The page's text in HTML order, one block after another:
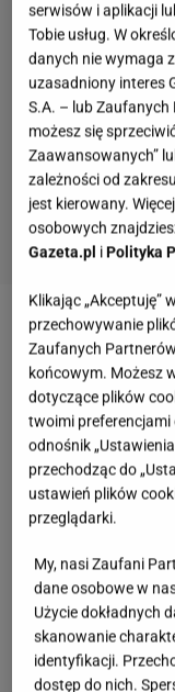
Zobacz wideo
na Instagramie.
Magdalena
się na rozdaniu
Aktorka wielu
ekscentryczna
Chyłka" na
wielu lat pojawia
telewizyjnych.
w dramacie
serwisów i aplikacji
Tobie usług. W
danych nie wymaga
uzasadniony interes
S.A. – lub
możesz się
Zaawansowanych”
zależności od
jest kierowany.
osobowych
Gazeta.pl iPolityka
Klikając „Akceptuję”
przechowywanie
Zaufanych
końcowym. Możesz
dotyczące plików
twoimi
odnośnik
przechodząc do
ustawień plików
przeglądarki.
My, nasi Zaufani
dane osobowe w
Użycie dokładnych
skanowanie
identyfikacji.
dostęp do nich.